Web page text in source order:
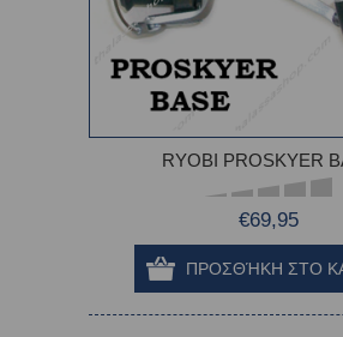
RYOBI PROSKYER
€69,95